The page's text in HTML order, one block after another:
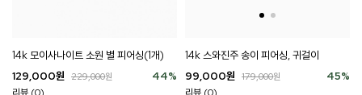
14k 모이사나이트 소원 별 피어싱(1개)
44%
129,000원 229,000원
14k 스와진주 송이 피어싱, 귀걸이
45%
99,000원 179,000원